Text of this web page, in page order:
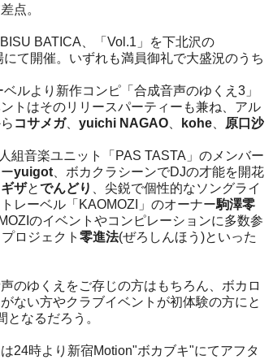
点。
BATICA、「Vol.1」を下北沢の
て開催。いずれも満員御礼で大盛況のうち
ルより新作コンピ 「合成音声のゆくえ3」
トはそのリリースパーティーも兼ね、アル
コサメガ、 yuichi NAGAO kohe 原口沙
組音楽ユニット「PAS TASTA」のメンバー
yuigot 、ボカクラシーンでDJの才能を開花
ギザとでんどり
、尖鋭で個性的なソングライ
レーベル「KAOMOZI」のオーナー駒澤零
のイベントやコンピレーションに多数参
ロジェクト 零進法(ぜろしんほう)といった
のゆくえをご存じの方はもちろん、ボカロ
ない方やクラブイベントが初体験の方にと
なるだろう。
24時より新宿Motion"ボカブキ"にてアフタ